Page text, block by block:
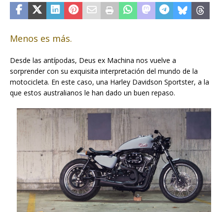
Menos es más.
Desde las antípodas, Deus ex Machina nos vuelve a
sorprender con su exquisita interpretación del mundo de la
motocicleta. En este caso, una Harley Davidson Sportster, a la
que estos australianos le han dado un buen repaso.